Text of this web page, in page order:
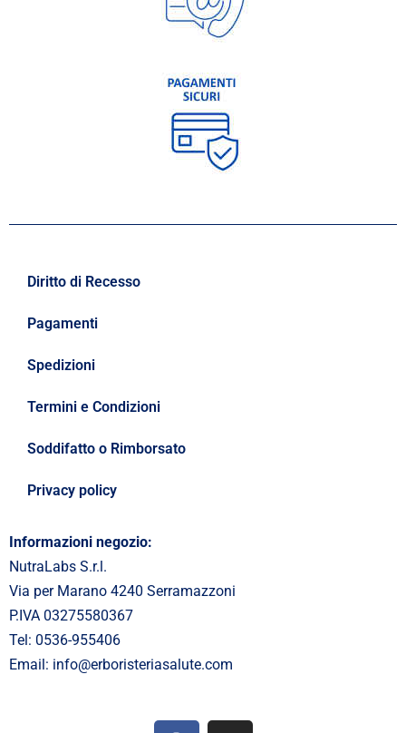
Diritto di Recesso
Pagamenti
Spedizioni
Termini e Condizioni
Soddifatto o Rimborsato
Privacy policy
Informazioni negozio:
NutraLabs S.r.l.
Via per Marano 4240 Serramazzoni
P.IVA 03275580367
Tel: 0536-955406
Email: info@erboristeriasalute.com